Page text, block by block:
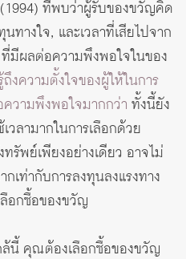
ที่พบว่าผู้รับของขวัญคิด
ทางใจ, และเวลาที่เสียไปจาก
มีผลต่อความพึงพอใจในของ
ถึงความตั้งใจของผู้ให้ในการ
วามพึงพอใจมากกว่า ทั้งนี้ยัง
วลามากในการเลือกด้วย
รัพย์เพียงอย่างเดียว อาจไม่
เท่ากับการลงทุนลงแรงทาง
ลือกซื้อของขวัญ
ล้นี้ คุณต้องเลือกซื้อของขวัญ